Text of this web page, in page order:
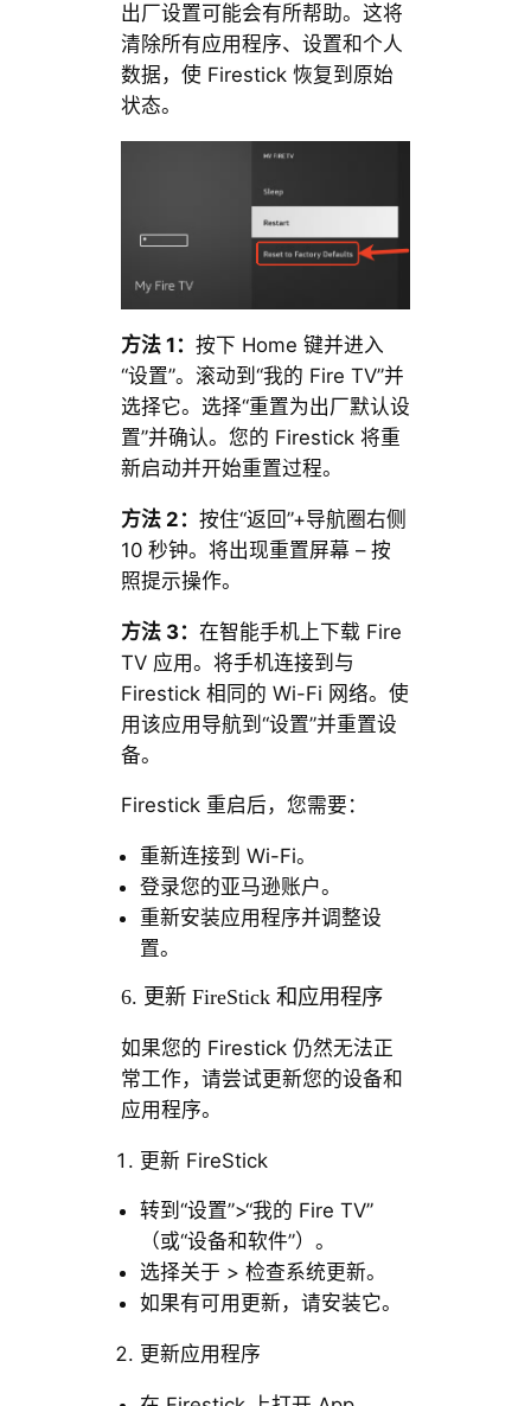
出厂设置可能会有所帮助。这将
清除所有应用程序、设置和个人
数据，使 Firestick 恢复到原始
状态。
方法 1： 按下 Home 键并进入
“设置”。滚动到“我的 Fire TV”并
选择它。选择“重置为出厂默认设
置”并确认。您的 Firestick 将重
新启动并开始重置过程。
方法 2： 按住“返回”+导航圈右侧
10 秒钟。将出现重置屏幕 – 按
照提示操作。
方法 3： 在智能手机上下载 Fire
TV 应用。将手机连接到与
Firestick 相同的 Wi-Fi 网络。使
用该应用导航到“设置”并重置设
备。
Firestick 重启后，您需要：
重新连接到 Wi-Fi。
登录您的亚马逊账户。
重新安装应用程序并调整设
置。
6. 更新 FireStick 和应用程序
如果您的 Firestick 仍然无法正
常工作，请尝试更新您的设备和
应用程序。
更新 FireStick
转到“设置”>“我的 Fire TV”
（或“设备和软件”）。
选择关于 > 检查系统更新。
如果有可用更新，请安装它。
更新应用程序